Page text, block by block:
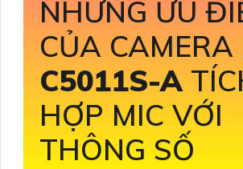
NHỮNG ƯU
CỦA CAMERA
C5011S-A
HỢP MIC VỚI
THÔNG SỐ